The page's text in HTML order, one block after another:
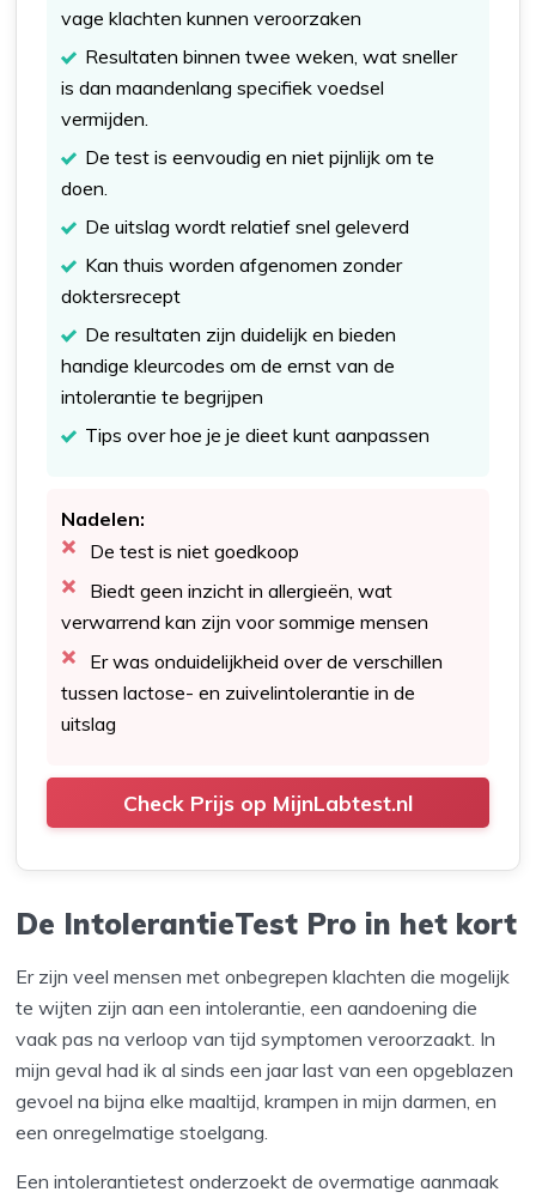
vage klachten kunnen veroorzaken
Resultaten binnen twee weken, wat sneller
is dan maandenlang specifiek voedsel
vermijden.
De test is eenvoudig en niet pijnlijk om te
doen.
De uitslag wordt relatief snel geleverd
Kan thuis worden afgenomen zonder
doktersrecept
De resultaten zijn duidelijk en bieden
handige kleurcodes om de ernst van de
intolerantie te begrijpen
Tips over hoe je je dieet kunt aanpassen
Nadelen:
De test is niet goedkoop
Biedt geen inzicht in allergieën, wat
verwarrend kan zijn voor sommige mensen
Er was onduidelijkheid over de verschillen
tussen lactose- en zuivelintolerantie in de
uitslag
Check Prijs op MijnLabtest.nl
De IntolerantieTest Pro in het kort
Er zijn veel mensen met onbegrepen klachten die mogelijk
te wijten zijn aan een intolerantie, een aandoening die
vaak pas na verloop van tijd symptomen veroorzaakt. In
mijn geval had ik al sinds een jaar last van een opgeblazen
gevoel na bijna elke maaltijd, krampen in mijn darmen, en
een onregelmatige stoelgang.
Een intolerantietest onderzoekt de overmatige aanmaak